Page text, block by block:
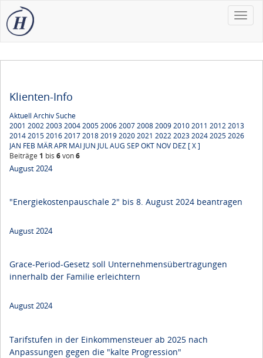
Toggle
Klienten-Info
Aktuell ArchivSuche
2001 2002200320042005200620072008200920102011 20122013
20142015201620172018201920202021 20222023202420252026
JAN FEB MÄRAPR MAI JUN JULAUG SEPOKT NOV DEZ [ X ]
Beiträge 1 bis 6von6
August 2024
"Energiekostenpauschale 2" bis 8. August 2024 beantragen
August 2024
Grace-Period-Gesetz soll Unternehmens­übertragungen
innerhalb der Familie erleichtern
August 2024
Tarifstufen in der Einkommensteuer ab 2025 nach
Anpassungen gegen die "kalte Progression"